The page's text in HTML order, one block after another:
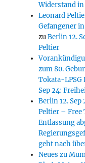
Widerstand
Leonard
Gefangener
zuBerlin 12.
Peltier
zum 80.
Tokata-LPSG
Sep 24:
Berlin 12.
Peltier – Free
Entlassung
geht nach
Neues zu